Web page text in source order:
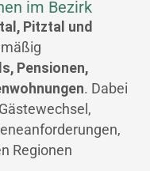
im Bezirk
Pitztal und
Pensionen,
. Dabei
Regionen